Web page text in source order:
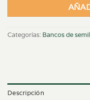
Categorías: Bancos de
Descripción